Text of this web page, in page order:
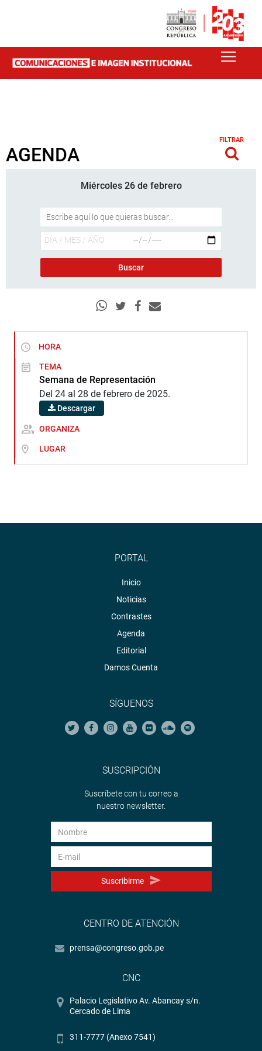
AGENDA
FILTRAR
Miércoles 26 de febrero
HORA
TEMA
Semana de Representación
Del 24 al 28 de febrero de 2025.
Descargar
ORGANIZA
LUGAR
PORTAL
Inicio
Noticias
Contrastes
Agenda
Editorial
Damos Cuenta
SÍGUENOS
SUSCRIPCIÓN
Suscríbete con tu correo a
nuestro newsletter.
Suscribirme
CENTRO DE ATENCIÓN
prensa@congreso.gob.pe
CNC
Palacio Legislativo Av. Abancay s/n.
Cercado de Lima
311-7777 (Anexo 7541)